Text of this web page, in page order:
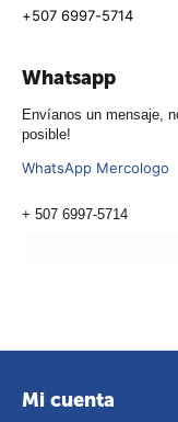
+507 6997-5714
Whatsapp
Envíanos un mensaje,
posible!
WhatsApp Mercologo
+ 507 6997-5714
Mi cuenta